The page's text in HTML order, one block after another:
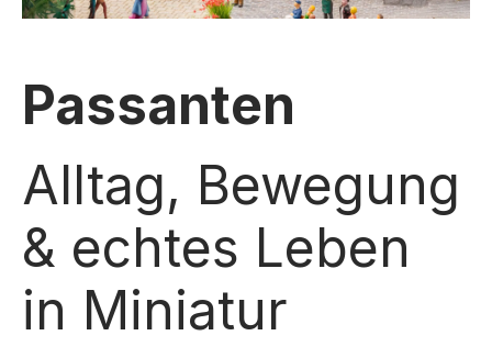
Passanten
Alltag, Bewegung
& echtes Leben
in Miniatur